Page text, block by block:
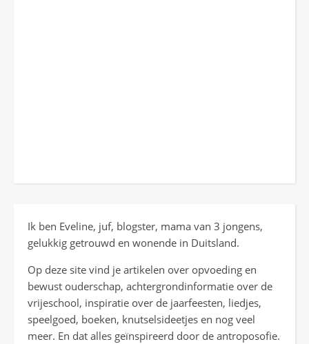
Ik ben Eveline, juf, blogster, mama van 3 jongens,
gelukkig getrouwd en wonende in Duitsland.
Op deze site vind je artikelen over opvoeding en
bewust ouderschap, achtergrondinformatie over de
vrijeschool, inspiratie over de jaarfeesten, liedjes,
speelgoed, boeken, knutselsideetjes en nog veel
meer. En dat alles geïnspireerd door de antroposofie.